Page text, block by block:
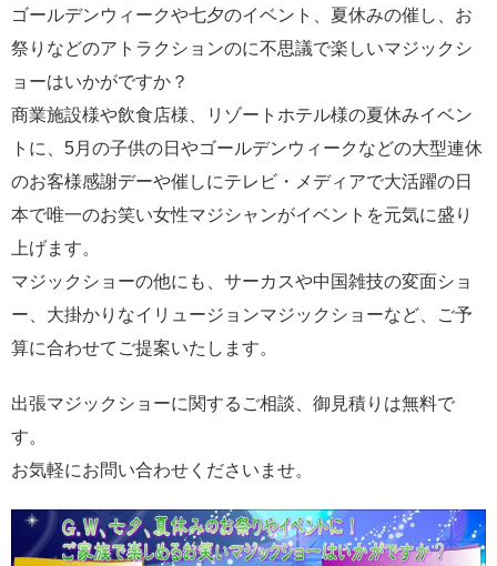
ゴールデンウィークや七夕のイベント、夏休みの催し、お
祭りなどのアトラクションのに不思議で楽しいマジックシ
ョーはいかがですか？
商業施設様や飲食店様、リゾートホテル様の夏休みイベン
トに、5月の子供の日やゴールデンウィークなどの大型連休
のお客様感謝デーや催しにテレビ・メディアで大活躍の日
本で唯一のお笑い女性マジシャンがイベントを元気に盛り
上げます。
マジックショーの他にも、サーカスや中国雑技の変面ショ
ー、大掛かりなイリュージョンマジックショーなど、ご予
算に合わせてご提案いたします。
出張マジックショーに関するご相談、御見積りは無料で
す。
お気軽にお問い合わせくださいませ。